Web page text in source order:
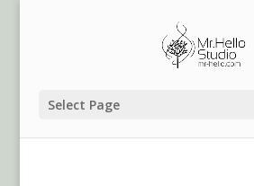
Select Page